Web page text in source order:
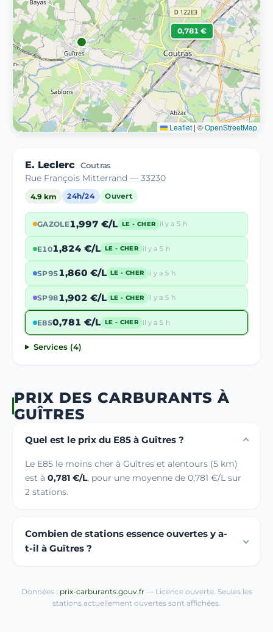
0,781 €
Leaflet | ©OpenStreetMap
E. Leclerc Coutras
Rue François Mitterrand — 33230
4.9 km 24h/24 Ouvert
GAZOLE1,997 €/L LE - CHER il y a 5 h
E101,824 €/L LE - CHER il y a 5 h
SP951,860 €/L LE - CHER il y a 5 h
SP981,902 €/L LE - CHER il y a 5 h
E850,781 €/L LE - CHER il y a 5 h
Services (4)
PRIX DES CARBURANTS À
GUÎTRES
Quel est le prix du E85 à Guîtres ?
Le E85 le moins cher à Guîtres et alentours (5 km)
est à 0,781 €/L, pour une moyenne de 0,781 €/L sur
2 stations.
Combien de stations essence ouvertes y a-
t-il à Guîtres ?
Données : prix-carburants.gouv.fr— Licence ouverte. Seules les
stations actuellement ouvertes sont affichées.